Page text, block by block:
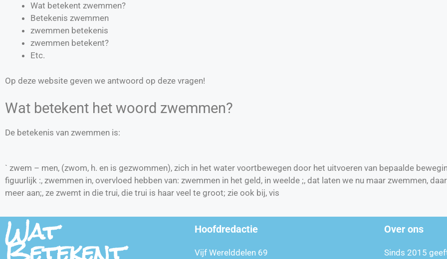
Wat betekent zwemmen?
Betekenis zwemmen
zwemmen betekenis
zwemmen betekent?
Etc.
Op deze website geven we antwoord op deze vragen!
Wat betekent het woord zwemmen?
De betekenis van zwemmen is:
` zwem – men, (zwom, h. en is gezwommen), zich in het water voortbewegen door het uitvoeren van bepaalde
figuurlijk :, zwemmen in, overvloed hebben van: zwemmen in het geld, in weelde ;, dat laten we nu maar zwemmen,
meer aan;, ze zwemt in die trui, die trui is haar veel te groot; zie ook bij, vis
Wat Hoofdredactie
Vijf Werelddelen 69
Over ons
Sinds 2015